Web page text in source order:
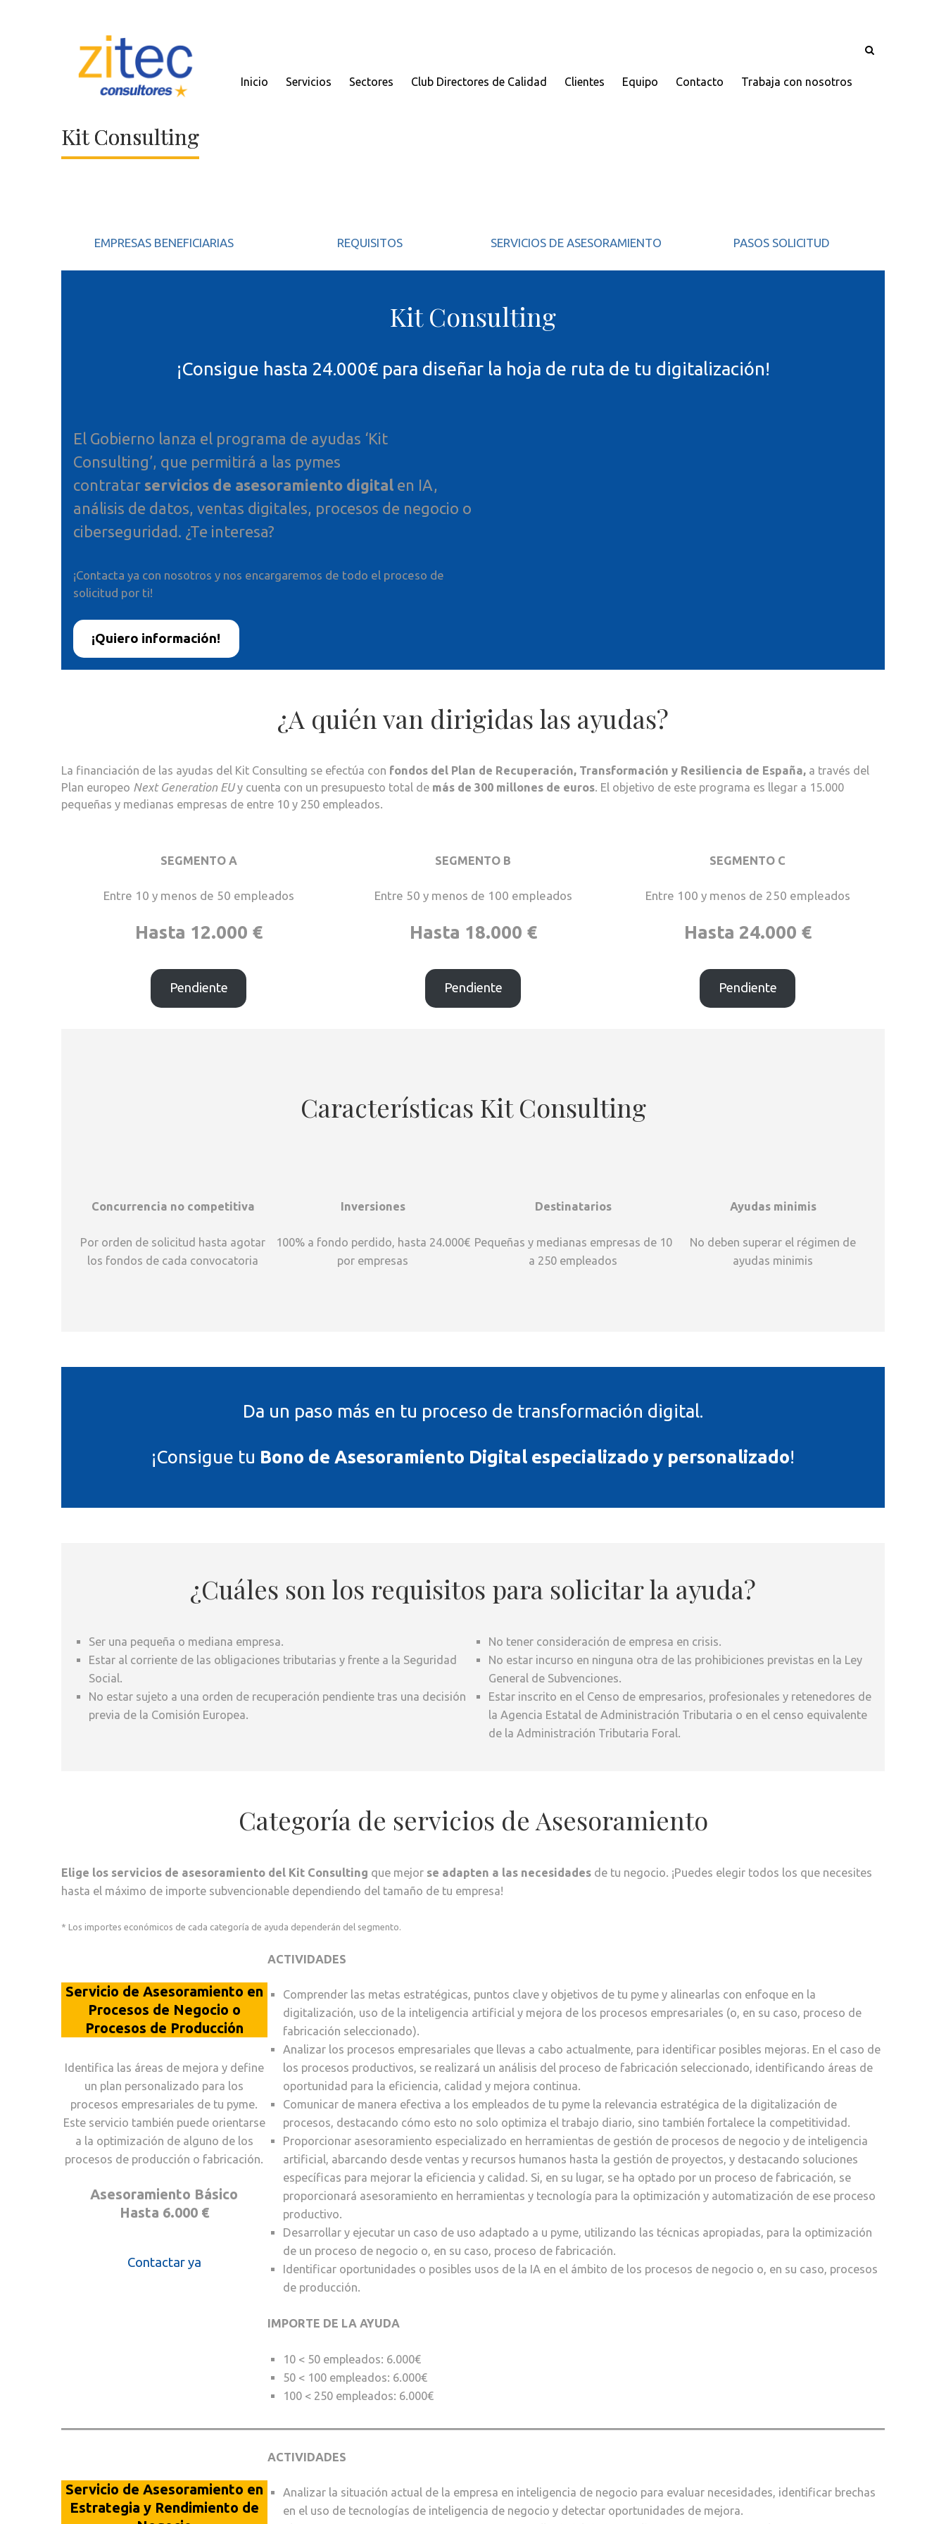
Inicio Servicios Sectores Club Directores de Calidad Clientes Equipo Contacto Trabaja con nosotros
Kit Consulting
EMPRESAS BENEFICIARIAS REQUISITOS SERVICIOS DE ASESORAMIENTO PASOS SOLICITUD
Kit Consulting
¡Consigue hasta 24.000€ para diseñar la hoja de ruta de tu digitalización!
El Gobierno lanza el programa de ayudas ‘Kit
Consulting’, que permitirá a las pymes
contratar servicios de asesoramiento digitalen IA,
análisis de datos, ventas digitales, procesos de negocio o
ciberseguridad. ¿Te interesa?
¡Contacta ya con nosotros y nos encargaremos de todo el proceso de
solicitud por ti!
¡Quiero información!
¿A quién van dirigidas las ayudas?
La financiación de las ayudas del Kit Consulting se efectúa con fondos del Plan de Recuperación, Transformación y Resiliencia de España, a través del
Plan europeo Next Generation EUy cuenta con un presupuesto total de más de 300 millones de euros. El objetivo de este programa es llegar a 15.000
pequeñas y medianas empresas de entre 10 y 250 empleados.
SEGMENTO A
Entre 10 y menos de 50 empleados
Hasta 12.000 €
Pendiente
SEGMENTO B
Entre 50 y menos de 100 empleados
Hasta 18.000 €
Pendiente
SEGMENTO C
Entre 100 y menos de 250 empleados
Hasta 24.000 €
Pendiente
Características Kit Consulting
Concurrencia no competitiva
Por orden de solicitud hasta agotar
los fondos de cada convocatoria
Inversiones
100% a fondo perdido, hasta 24.000€
por empresas
Destinatarios
Pequeñas y medianas empresas de 10
a 250 empleados
Ayudas minimis
No deben superar el régimen de
ayudas minimis
Da un paso más en tu proceso de transformación digital.
¡Consigue tu Bono de Asesoramiento Digital especializado y personalizado!
¿Cuáles son los requisitos para solicitar la ayuda?
Ser una pequeña o mediana empresa.
Estar al corriente de las obligaciones tributarias y frente a la Seguridad
Social.
No estar sujeto a una orden de recuperación pendiente tras una decisión
previa de la Comisión Europea.
No tener consideración de empresa en crisis.
No estar incurso en ninguna otra de las prohibiciones previstas en la Ley
General de Subvenciones.
Estar inscrito en el Censo de empresarios, profesionales y retenedores de
la Agencia Estatal de Administración Tributaria o en el censo equivalente
de la Administración Tributaria Foral.
Categoría de servicios de Asesoramiento
Elige los servicios de asesoramiento del Kit Consulting que mejor se adapten a las necesidades de tu negocio. ¡Puedes elegir todos los que necesites
hasta el máximo de importe subvencionable dependiendo del tamaño de tu empresa!
* Los importes económicos de cada categoría de ayuda dependerán del segmento.
Servicio de Asesoramiento en
Procesos de Negocio o
Procesos de Producción
Identifica las áreas de mejora y define
un plan personalizado para los
procesos empresariales de tu pyme.
Este servicio también puede orientarse
a la optimización de alguno de los
procesos de producción o fabricación.
Asesoramiento Básico
Hasta 6.000 €
Contactar ya
ACTIVIDADES
Comprender las metas estratégicas, puntos clave y objetivos de tu pyme y alinearlas con enfoque en la
digitalización, uso de la inteligencia artificial y mejora de los procesos empresariales (o, en su caso, proceso de
fabricación seleccionado).
Analizar los procesos empresariales que llevas a cabo actualmente, para identificar posibles mejoras. En el caso de
los procesos productivos, se realizará un análisis del proceso de fabricación seleccionado, identificando áreas de
oportunidad para la eficiencia, calidad y mejora continua.
Comunicar de manera efectiva a los empleados de tu pyme la relevancia estratégica de la digitalización de
procesos, destacando cómo esto no solo optimiza el trabajo diario, sino también fortalece la competitividad.
Proporcionar asesoramiento especializado en herramientas de gestión de procesos de negocio y de inteligencia
artificial, abarcando desde ventas y recursos humanos hasta la gestión de proyectos, y destacando soluciones
específicas para mejorar la eficiencia y calidad. Si, en su lugar, se ha optado por un proceso de fabricación, se
proporcionará asesoramiento en herramientas y tecnología para la optimización y automatización de ese proceso
productivo.
Desarrollar y ejecutar un caso de uso adaptado a u pyme, utilizando las técnicas apropiadas, para la optimización
de un proceso de negocio o, en su caso, proceso de fabricación.
Identificar oportunidades o posibles usos de la IA en el ámbito de los procesos de negocio o, en su caso, procesos
de producción.
IMPORTE DE LA AYUDA
10 < 50 empleados: 6.000€
50 < 100 empleados: 6.000€
100 < 250 empleados: 6.000€
Servicio de Asesoramiento en
Estrategia y Rendimiento de
ACTIVIDADES
Analizar la situación actual de la empresa en inteligencia de negocio para evaluar necesidades, identificar brechas
en el uso de tecnologías de inteligencia de negocio y detectar oportunidades de mejora.